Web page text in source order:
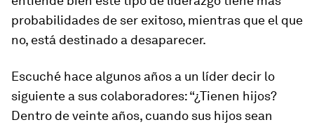
probabilidades de ser exitoso, mientras que el que
no, está destinado a desaparecer.
Escuché hace algunos años a un líder decir lo
siguiente a sus colaboradores: “¿Tienen hijos?
Dentro de veinte años, cuando sus hijos sean